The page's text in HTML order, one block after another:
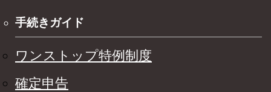
手続きガイド
ワンストップ特例制度
確定申告